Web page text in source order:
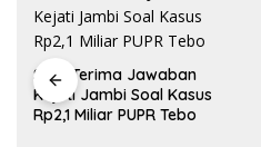
SMSI Terima Jawaban
Kejati Jambi Soal Kasus
Rp2,1 Miliar PUPR Tebo